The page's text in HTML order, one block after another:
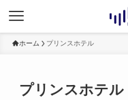
ホーム プリンスホテル
プリンスホテル